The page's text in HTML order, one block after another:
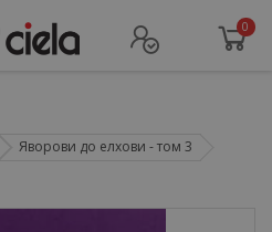
0
Яворови до елхови - том 3